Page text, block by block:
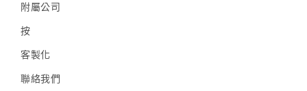
附屬公司
按
客製化
聯絡我們